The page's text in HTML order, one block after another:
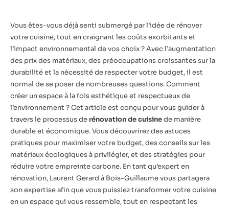
Vous êtes-vous déjà senti submergé par l’idée de rénover
votre cuisine, tout en craignant les coûts exorbitants et
l’impact environnemental de vos choix ? Avec l’augmentation
des prix des matériaux, des préoccupations croissantes sur la
durabilité et la nécessité de respecter votre budget, il est
normal de se poser de nombreuses questions. Comment
créer un espace à la fois esthétique et respectueux de
l’environnement ? Cet article est conçu pour vous guider à
travers le processus de rénovation de cuisinede manière
durable et économique. Vous découvrirez des astuces
pratiques pour maximiser votre budget, des conseils sur les
matériaux écologiques à privilégier, et des stratégies pour
réduire votre empreinte carbone. En tant qu’expert en
rénovation, Laurent Gerard à Bois-Guillaume vous partagera
son expertise afin que vous puissiez transformer votre cuisine
en un espace qui vous ressemble, tout en respectant les